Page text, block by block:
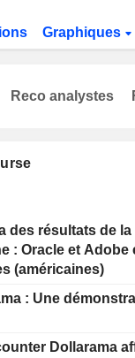
Graphiques
des résultats de la
: Oracle et Adobe
(américaines)
: Une
Dollarama
Reco analystes